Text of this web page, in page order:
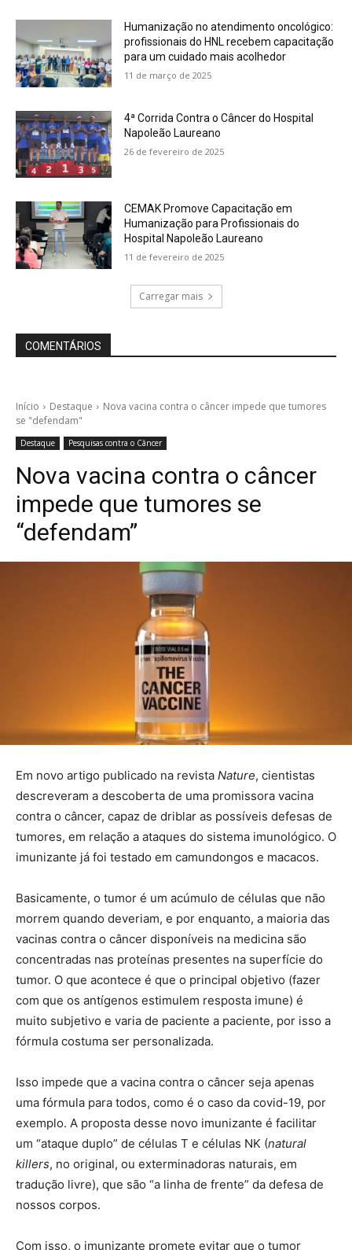
Humanização no atendimento oncológico:
profissionais do HNL recebem capacitação
para um cuidado mais acolhedor
11 de março de 2025
4ª Corrida Contra o Câncer do Hospital
Napoleão Laureano
26 de fevereiro de 2025
CEMAK Promove Capacitação em
Humanização para Profissionais do
Hospital Napoleão Laureano
11 de fevereiro de 2025
Carregar mais
COMENTÁRIOS